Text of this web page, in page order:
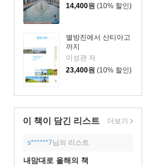
14,400원 (10% 할인)
별방진에서 산티아고
까지
이성관 저
23,400원 (10% 할인)
이 책이 담긴 리스트 더보기
s******7님의 리스트
내맘대로 올해의 책